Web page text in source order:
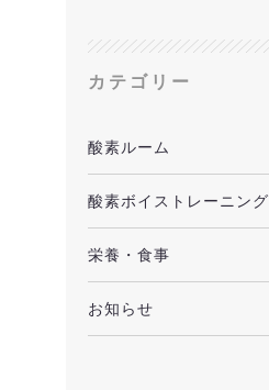
カテゴリー
お知らせ
栄養・食事
酸素ボイストレーニング
酸素ルーム